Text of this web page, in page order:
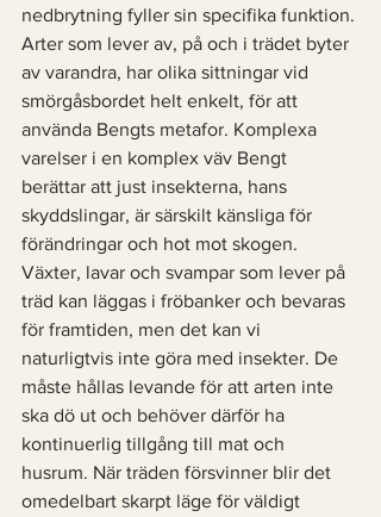
nedbrytning fyller sin specifika funktion.
Arter som lever av, på och i trädet byter
av varandra, har olika sittningar vid
smörgåsbordet helt enkelt, för att
använda Bengts metafor. Komplexa
varelser i en komplex väv Bengt
berättar att just insekterna, hans
skyddslingar, är särskilt känsliga för
förändringar och hot mot skogen.
Växter, lavar och svampar som lever på
träd kan läggas i fröbanker och bevaras
för framtiden, men det kan vi
naturligtvis inte göra med insekter. De
måste hållas levande för att arten inte
ska dö ut och behöver därför ha
kontinuerlig tillgång till mat och
husrum. När träden försvinner blir det
omedelbart skarpt läge för väldigt